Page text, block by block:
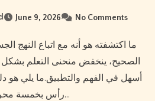
June 9, 2026 No Comments
ما اكتشفته هو أنه مع اتباع النهج الجسدي والتغذوي والعقلي
الصحيح، ينخفض ​​منحنى التعلم بشكل
أسهل في الفهم والتطبيق.ما يلي هو
رأس بخمسة محركات…